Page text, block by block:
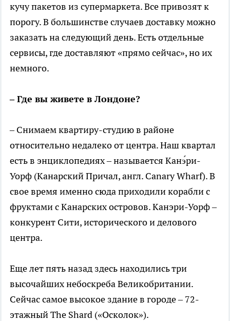
кучу пакетов из супермаркета. Все привозят к
порогу. В большинстве случаев доставку можно
заказать на следующий день. Есть отдельные
сервисы, где доставляют «прямо сейчас», но их
немного.
– Где вы живете в Лондоне?
– Снимаем квартиру-студию в районе
относительно недалеко от центра. Наш квартал
есть в энциклопедиях – называется Канэ́ри-
Уорф (Канарский Причал, англ. Canary Wharf). В
свое время именно сюда приходили корабли с
фруктами с Канарских островов. Канэри-Уорф –
конкурент Сити, исторического и делового
центра.
Еще лет пять назад здесь находились три
высочайших небоскреба Великобритании.
Сейчас самое высокое здание в городе – 72-
этажный The Shard («Осколок»).